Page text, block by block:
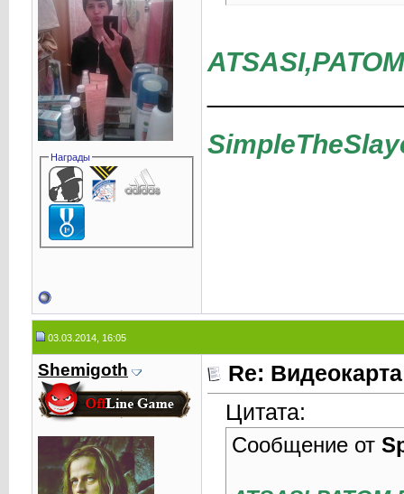
Награды
03.03.2014, 16:05
Shemigoth
Re: Видеокарта
Цитата:
Сообщение от